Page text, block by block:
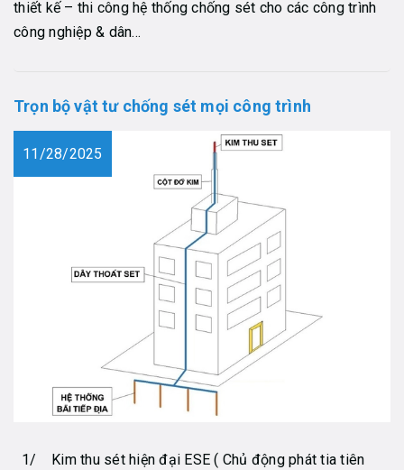
thiết kế – thi công hệ thống chống sét cho các công trình
công nghiệp & dân...
Trọn bộ vật tư chống sét mọi công trình
11/28/2025
1/ Kim thu sét hiện đại ESE ( Chủ động phát tia tiên